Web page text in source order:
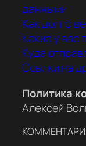
данными
Как долго
Какие у вас
Куда
Ссылки на
Политика
Алексей